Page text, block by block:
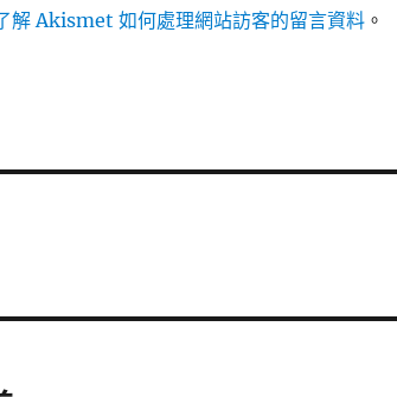
解 Akismet 如何處理網站訪客的留言資料 。